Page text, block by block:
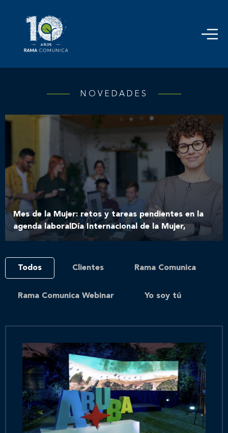
NOVEDADES
Mes de la Mujer: retos y tareas pendientes en la
agenda laboralDía Internacional de la Mujer,
Todos Clientes Rama Comunica
Rama Comunica Webinar Yo soy tú